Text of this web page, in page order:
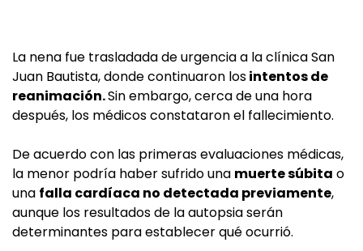
La nena fue trasladada de urgencia a la clínica San
Juan Bautista, donde continuaron losintentos de
reanimación.Sin embargo, cerca de una hora
después, los médicos constataron el fallecimiento.
De acuerdo con las primeras evaluaciones médicas,
la menor podría haber sufrido una muerte súbita o
una falla cardíaca no detectada previamente,
aunque los resultados de la autopsia serán
determinantes para establecer qué ocurrió.